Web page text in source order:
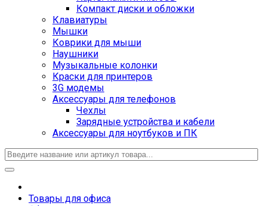
Компакт диски и обложки
Клавиатуры
Мышки
Коврики для мыши
Наушники
Музыкальные колонки
Краски для принтеров
3G модемы
Аксессуары для телефонов
Чехлы
Зарядные устройства и кабели
Аксессуары для ноутбуков и ПК
Товары для офиса